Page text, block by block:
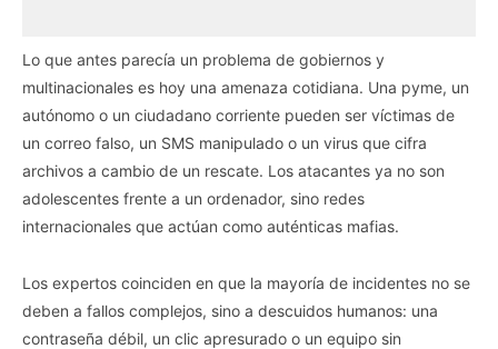
Lo que antes parecía un problema de gobiernos y
multinacionales es hoy una amenaza cotidiana. Una pyme, un
autónomo o un ciudadano corriente pueden ser víctimas de
un correo falso, un SMS manipulado o un virus que cifra
archivos a cambio de un rescate. Los atacantes ya no son
adolescentes frente a un ordenador, sino redes
internacionales que actúan como auténticas mafias.
Los expertos coinciden en que la mayoría de incidentes no se
deben a fallos complejos, sino a descuidos humanos: una
contraseña débil, un clic apresurado o un equipo sin